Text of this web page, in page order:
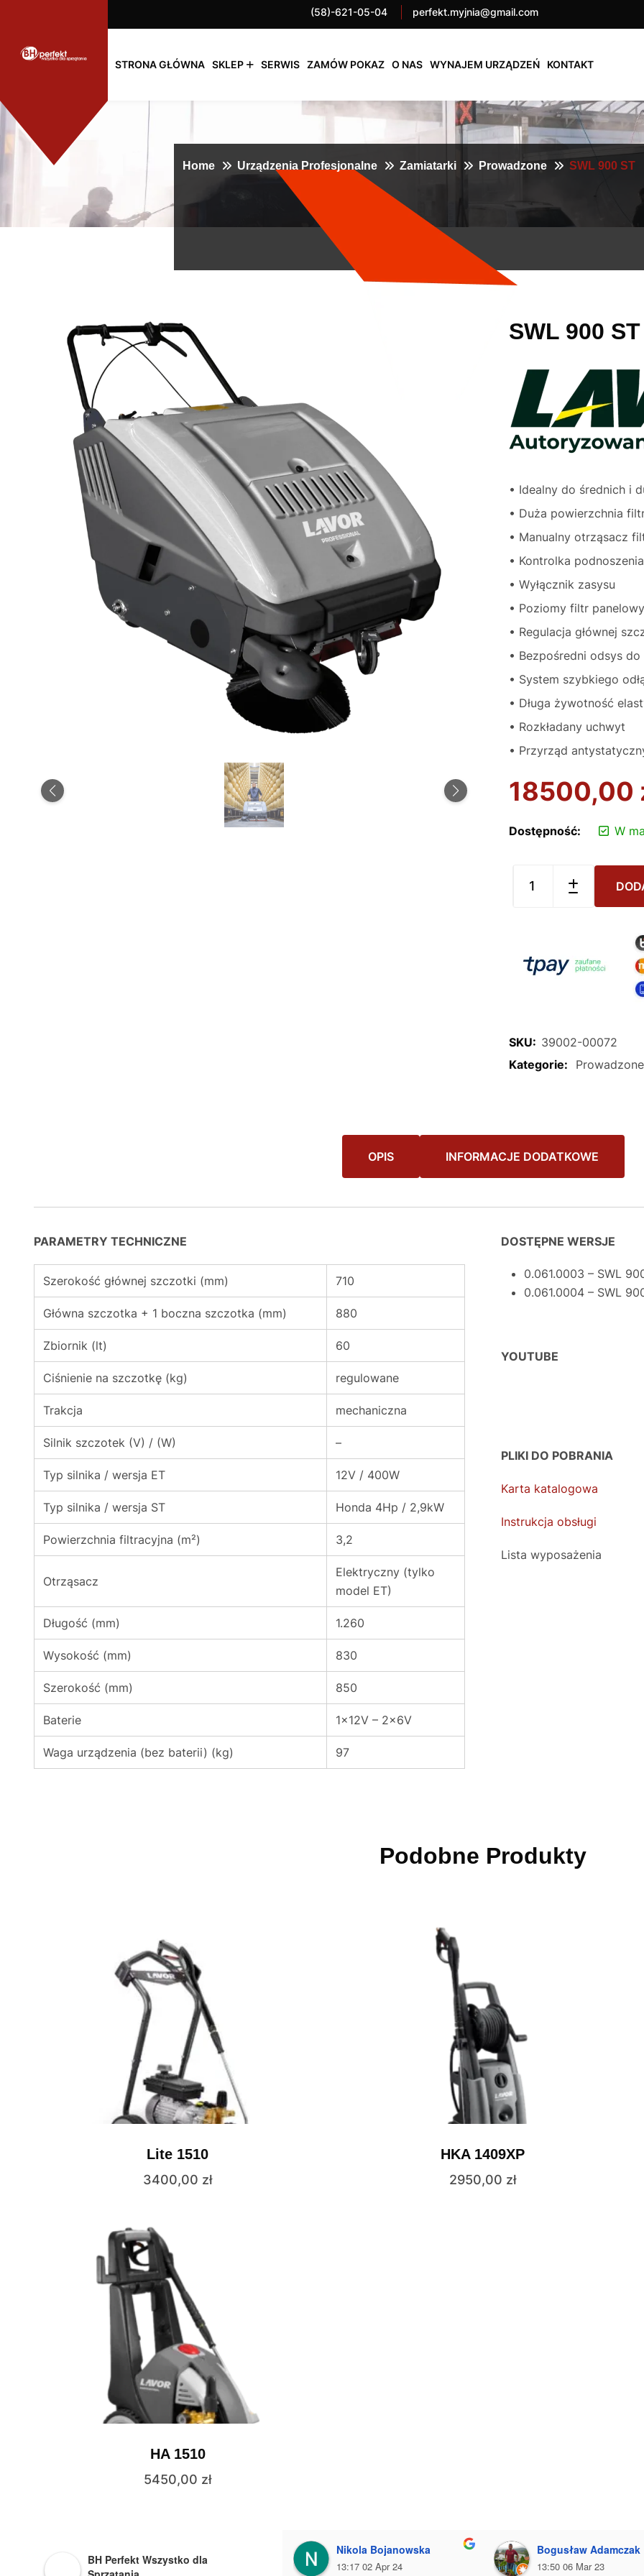
(58)-621-05-04 perfekt.myjnia@gmail.com
STRONA GŁÓWNA SKLEP SERWIS ZAMÓW POKAZ O NAS WYNAJEM URZĄDZEŃ KONTAKT
Home Urządzenia Profesjonalne Zamiatarki Prowadzone SWL 900 ST
SWL 900 ST
• Idealny do średnich i
• Duża powierzchnia
• Manualny otrząsacz
• Kontrolka
• Wyłącznik zasysu
• Poziomy filtr panelowy
• Regulacja głównej
• Bezpośredni odsys
• System szybkiego
• Długa żywotność
• Rozkładany uchwyt
• Przyrząd
18500,00
Dostępność: W
SKU: 39002-00072
Kategorie:
Prowadzone
OPIS INFORMACJE DODATKOWE
PARAMETRY TECHNICZNE
Szerokość głównej szczotki (mm) 710
Główna szczotka + 1 boczna szczotka (mm) 880
Zbiornik (lt) 60
Ciśnienie na szczotkę (kg) regulowane
Trakcja mechaniczna
Silnik szczotek (V) / (W) –
Typ silnika / wersja ET 12V / 400W
Typ silnika / wersja ST Honda 4Hp / 2,9kW
Powierzchnia filtracyjna (m²) 3,2
Otrząsacz
Elektryczny (tylko
model ET)
Długość (mm) 1.260
Wysokość (mm) 830
Szerokość (mm) 850
Baterie 1x12V – 2x6V
Waga urządzenia (bez baterii) (kg) 97
DOSTĘPNE WERSJE
0.061.0003 – SWL
0.061.0004 – SWL
YOUTUBE
PLIKI DO POBRANIA
Karta katalogowa
Instrukcja obsługi
Lista wyposażenia
Podobne Produkty
Lite 1510
3400,00 zł
HKA 1409XP
2950,00 zł
HA 1510
5450,00 zł
BH Perfekt Wszystko dla
Nikola Bojanowska
13:17 02 Apr 24
Bogusław Adamczak
13:50 06 Mar 23